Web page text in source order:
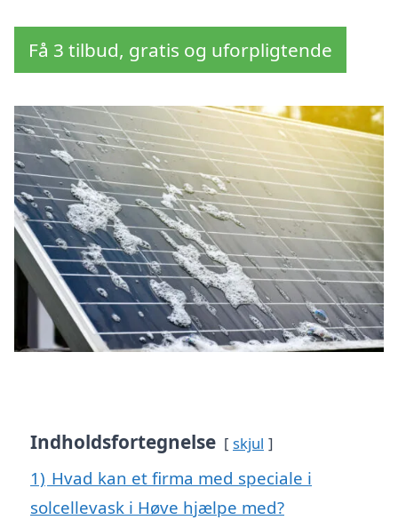
Få 3 tilbud, gratis og uforpligtende
Indholdsfortegnelse skjul
1) Hvad kan et firma med speciale i
solcellevask i Høve hjælpe med?